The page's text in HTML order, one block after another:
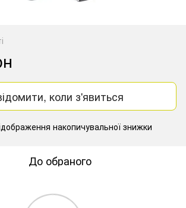
коли з'явиться
накопичувальної знижки
До обраного